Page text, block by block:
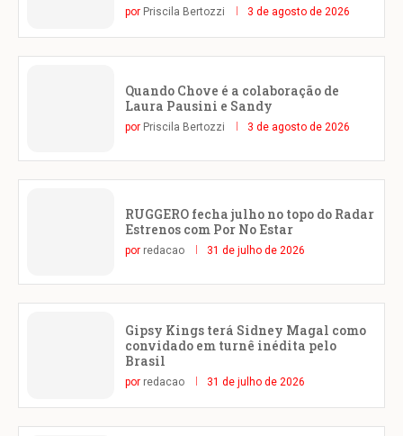
por Priscila Bertozzi 3 de agosto de 2026
Quando Chove é a colaboração de
Laura Pausini e Sandy
por Priscila Bertozzi 3 de agosto de 2026
RUGGERO fecha julho no topo do Radar
Estrenos com Por No Estar
por redacao 31 de julho de 2026
Gipsy Kings terá Sidney Magal como
convidado em turnê inédita pelo
Brasil
por redacao 31 de julho de 2026